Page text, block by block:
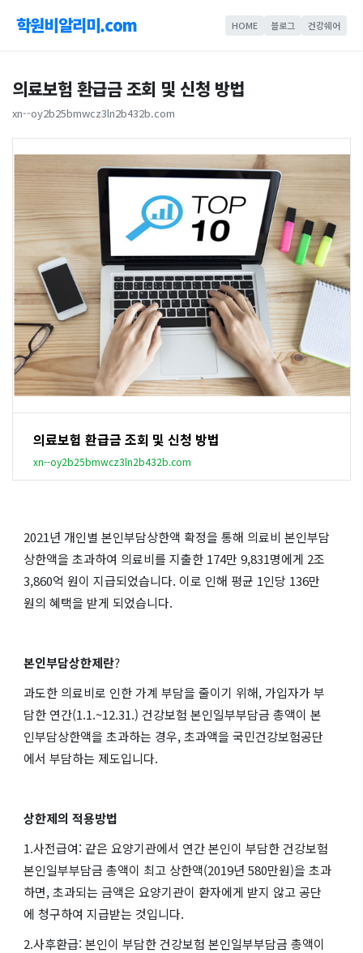
학원비알리미.com HOME 블로그 건강쉐어
의료보험 환급금 조회 및 신청 방법
xn--oy2b25bmwcz3ln2b432b.com
의료보험 환급금 조회 및 신청 방법
xn--oy2b25bmwcz3ln2b432b.com
2021년 개인별 본인부담상한액 확정을 통해 의료비 본인부담
상한액을 초과하여 의료비를 지출한 174만 9,831명에게 2조
3,860억 원이 지급되었습니다. 이로 인해 평균 1인당 136만
원의 혜택을 받게 되었습니다.
본인부담상한제란?
과도한 의료비로 인한 가계 부담을 줄이기 위해, 가입자가 부
담한 연간(1.1.~12.31.) 건강보험 본인일부부담금 총액이 본
인부담상한액을 초과하는 경우, 초과액을 국민건강보험공단
에서 부담하는 제도입니다.
상한제의 적용방법
1.사전급여: 같은 요양기관에서 연간 본인이 부담한 건강보험
본인일부부담금 총액이 최고 상한액(2019년 580만원)을 초과
하면, 초과되는 금액은 요양기관이 환자에게 받지 않고 공단
에 청구하여 지급받는 것입니다.
2.사후환급: 본인이 부담한 건강보험 본인일부부담금 총액이